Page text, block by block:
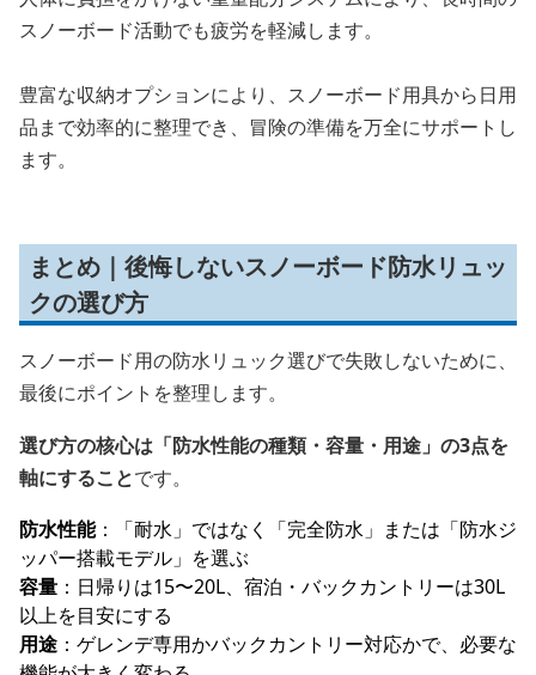
スノーボード活動でも疲労を軽減します。
豊富な収納オプションにより、スノーボード用具から日用
品まで効率的に整理でき、冒険の準備を万全にサポートし
ます。
まとめ｜後悔しないスノーボード防水リュッ
クの選び方
スノーボード用の防水リュック選びで失敗しないために、
最後にポイントを整理します。
選び方の核心は「防水性能の種類・容量・用途」の3点を
軸にすることです。
防水性能：「耐水」ではなく「完全防水」または「防水ジ
ッパー搭載モデル」を選ぶ
容量 ：日帰りは15〜20L、宿泊・バックカントリーは30L
以上を目安にする
用途 ：ゲレンデ専用かバックカントリー対応かで、必要な